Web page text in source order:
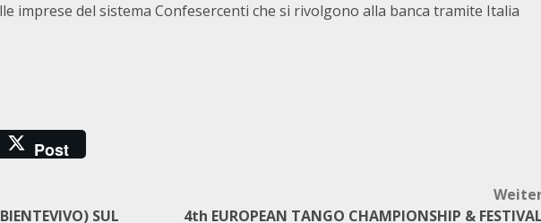
imprese del sistema Confesercenti che si rivolgono alla banca tramite Italia
Post
SUL
4th EUROPEAN TANGO CHAMPIONSHIP &